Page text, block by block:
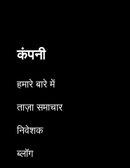
कंपनी
हमारे बारे में
ताज़ा समाचार
निवेशक
ब्लॉग